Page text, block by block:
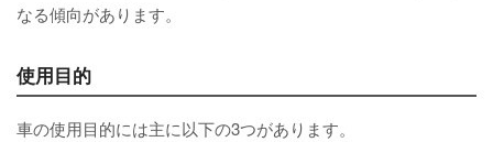
なる傾向があります。
使用目的
車の使用目的には主に以下の3つがあります。